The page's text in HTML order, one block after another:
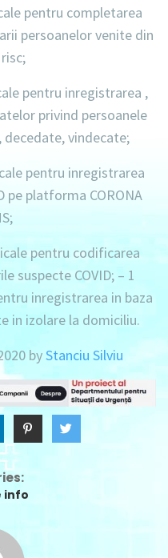
pentru completarea
persoanelor venite din
pentru inregistrarea ,
privind persoanele
decedate, vindecate;
pentru inregistrarea
pe platforma CORONA
pentru codificarea
suspecte COVID; – 1
inregistrarea in baza
in izolare la domiciliu.
byStanciu Silviu
info